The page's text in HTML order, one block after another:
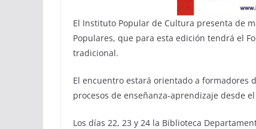
El Instituto Popular de Cultura presenta de
Populares, que para esta edición tendrá el
tradicional.
El encuentro estará orientado a formadores
procesos de enseñanza-aprendizaje desde
Los días 22, 23 y 24 la Biblioteca